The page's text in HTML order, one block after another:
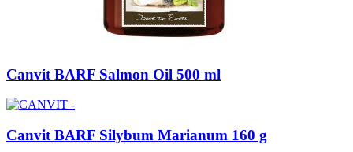
Canvit BARF Salmon Oil 500 ml
Canvit BARF Silybum Marianum 160 g